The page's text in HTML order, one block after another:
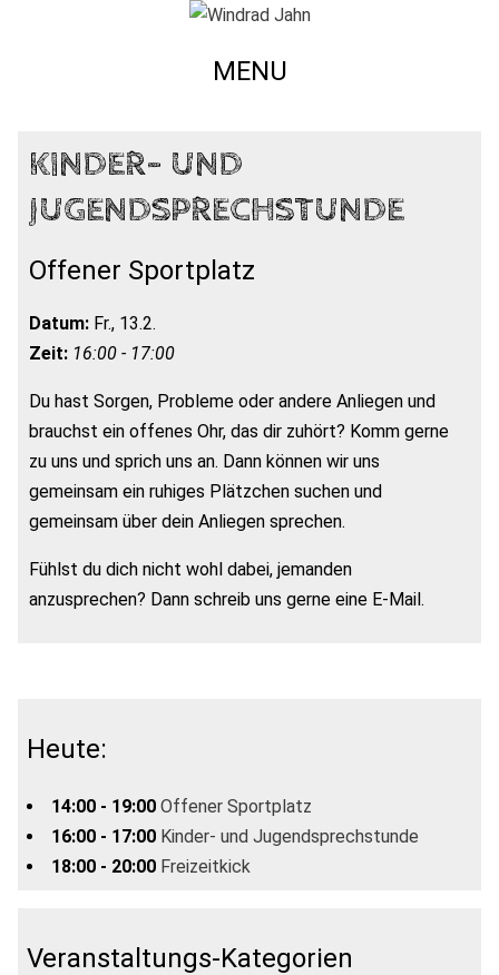
MENU
KINDER- UND
JUGENDSPRECHSTUNDE
Offener Sportplatz
Datum: Fr., 13.2.
Zeit: 16:00 - 17:00
Du hast Sorgen, Probleme oder andere Anliegen und
brauchst ein offenes Ohr, das dir zuhört? Komm gerne
zu uns und sprich uns an. Dann können wir uns
gemeinsam ein ruhiges Plätzchen suchen und
gemeinsam über dein Anliegen sprechen.
Fühlst du dich nicht wohl dabei, jemanden
anzusprechen? Dann schreib uns gerne eine E-Mail.
Heute:
14:00 - 19:00 Offener Sportplatz
16:00 - 17:00 Kinder- und Jugendsprechstunde
18:00 - 20:00 Freizeitkick
Veranstaltungs-Kategorien